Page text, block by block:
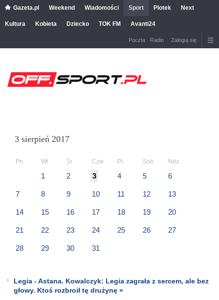
Gazeta.pl Weekend Wiadomości Sport Plotek Next
Kultura Kobieta Dziecko TOK FM Avanti24
Poczta Radio Zaloguj się
3 sierpień 2017
Pn Wt Śr Czw Pt Sob Ndz
1 2 3 4 5 6
7 8 9 10 11 12 13
14 15 16 17 18 19 20
21 22 23 24 25 26 27
28 29 30 31
Legia - Astana. Kowalczyk: Legia zagrała z sercem, ale bez
głowy. Ktoś rozbroił tę drużynę »